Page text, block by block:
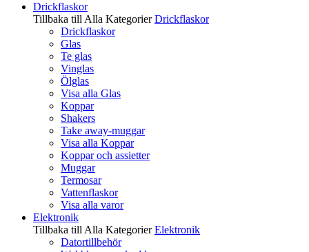
Drickflaskor
Tillbaka till Alla Kategorier Drickflaskor
Drickflaskor
Glas
Te glas
Vinglas
Ölglas
Visa alla Glas
Koppar
Shakers
Take away-muggar
Visa alla Koppar
Koppar och assietter
Muggar
Termosar
Vattenflaskor
Visa alla varor
Elektronik
Tillbaka till Alla Kategorier Elektronik
Datortillbehör